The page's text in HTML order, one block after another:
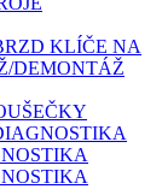
KLÍČE NA
DEMONTÁŽ